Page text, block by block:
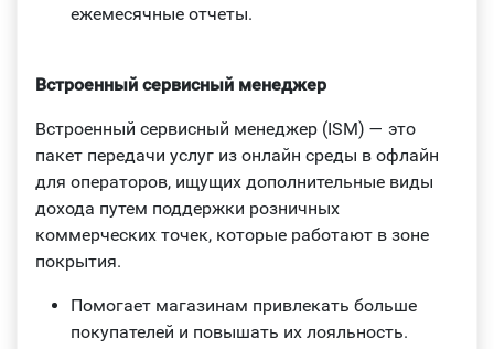
ежемесячные отчеты.
Встроенный сервисный менеджер
Встроенный сервисный менеджер (ISM) — это
пакет передачи услуг из онлайн среды в офлайн
для операторов, ищущих дополнительные виды
дохода путем поддержки розничных
коммерческих точек, которые работают в зоне
покрытия.
Помогает магазинам привлекать больше
покупателей и повышать их лояльность.